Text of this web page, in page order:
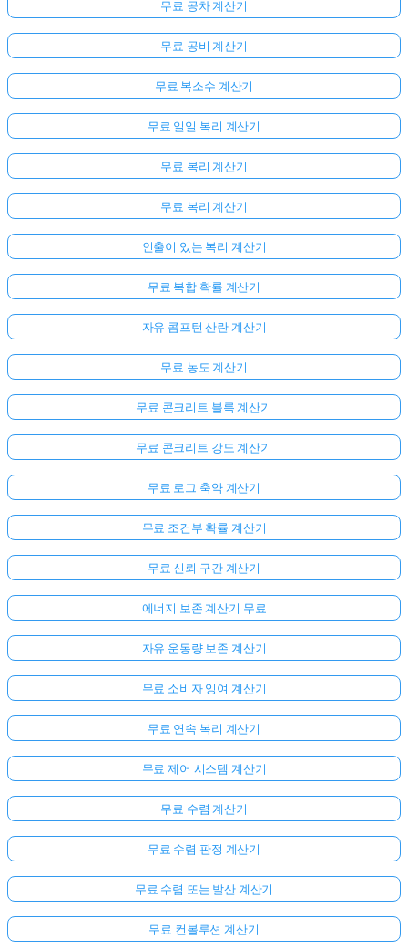
무료 공차 계산기
무료 공비 계산기
무료 복소수 계산기
무료 일일 복리 계산기
무료 복리 계산기
무료 복리 계산기
인출이 있는 복리 계산기
무료 복합 확률 계산기
자유 콤프턴 산란 계산기
무료 농도 계산기
무료 콘크리트 블록 계산기
무료 콘크리트 강도 계산기
무료 로그 축약 계산기
무료 조건부 확률 계산기
무료 신뢰 구간 계산기
에너지 보존 계산기 무료
자유 운동량 보존 계산기
무료 소비자 잉여 계산기
무료 연속 복리 계산기
무료 제어 시스템 계산기
무료 수렴 계산기
무료 수렴 판정 계산기
무료 수렴 또는 발산 계산기
무료 컨볼루션 계산기